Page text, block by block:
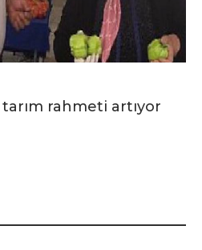
rahmeti artıyor